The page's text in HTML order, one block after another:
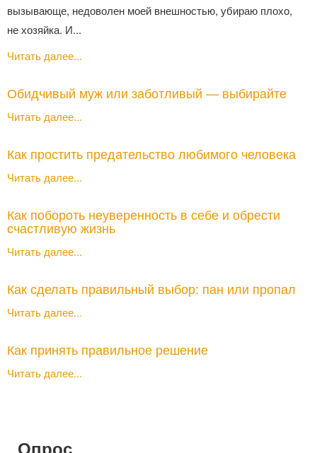
вызывающе, недоволен моей внешностью, убираю плохо,
не хозяйка. И...
Читать далее...
Обидчивый муж или заботливый — выбирайте
Читать далее...
Как простить предательство любимого человека
Читать далее...
Как побороть неуверенность в себе и обрести
счастливую жизнь
Читать далее...
Как сделать правильный выбор: пан или пропал
Читать далее...
Как принять правильное решение
Читать далее...